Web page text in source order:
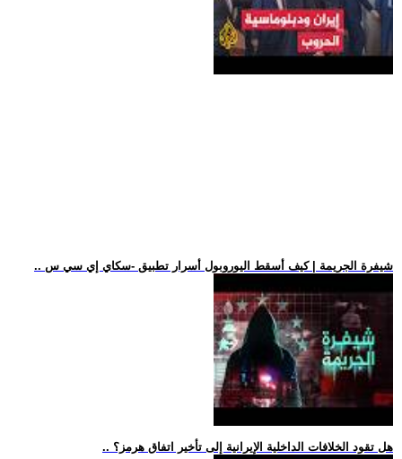
.. شيفرة الجريمة | كيف أسقط اليوروبول أسرار تطبيق -سكاي إي سي س
.. هل تقود الخلافات الداخلية الإيرانية إلى تأخير اتفاق هرمز؟